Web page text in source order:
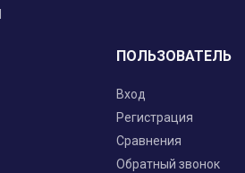
ПОЛЬЗОВАТЕЛЬ
Вход
Регистрация
Сравнения
Обратный звонок